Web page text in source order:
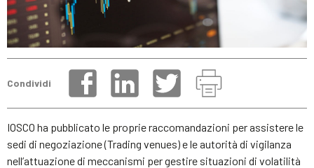
Condividi
IOSCO ha pubblicato le proprie raccomandazioni per assistere le
sedi di negoziazione (Trading venues) e le autorità di vigilanza
nell’attuazione di meccanismi per gestire situazioni di volatilità